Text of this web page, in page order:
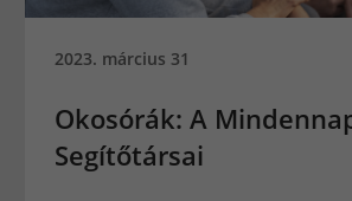
2023. március 31
Okosórák: A
Segítőtársai